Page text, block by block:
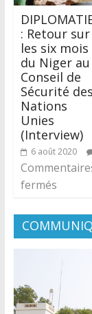
: Retour sur
les six mois
du Niger au
Conseil de
Sécurité des
Nations
Unies
(Interview)
6 août 2020
fermés